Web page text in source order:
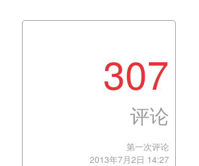
307
评论
第一次评论
2013年7月2日 14:27